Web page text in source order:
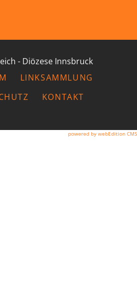
- Diözese Innsbruck
LINKSAMMLUNG
KONTAKT
powered by webEdition CMS